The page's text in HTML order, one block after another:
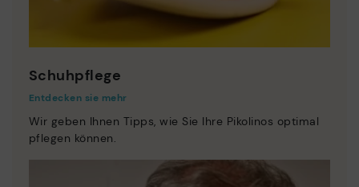
Schuhpflege
Entdecken sie mehr
Wir geben Ihnen Tipps, wie Sie Ihre Pikolinos optimal
pflegen können.